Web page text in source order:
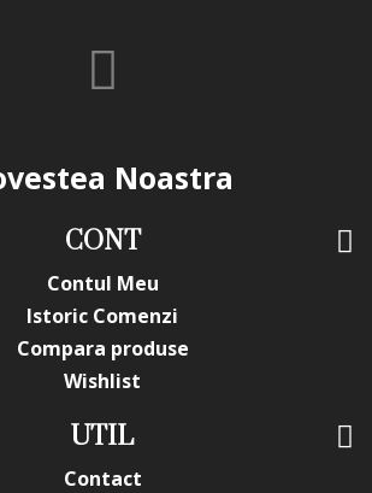
Noastra
CONT
Contul Meu
Istoric Comenzi
Compara produse
Wishlist
UTIL
Contact